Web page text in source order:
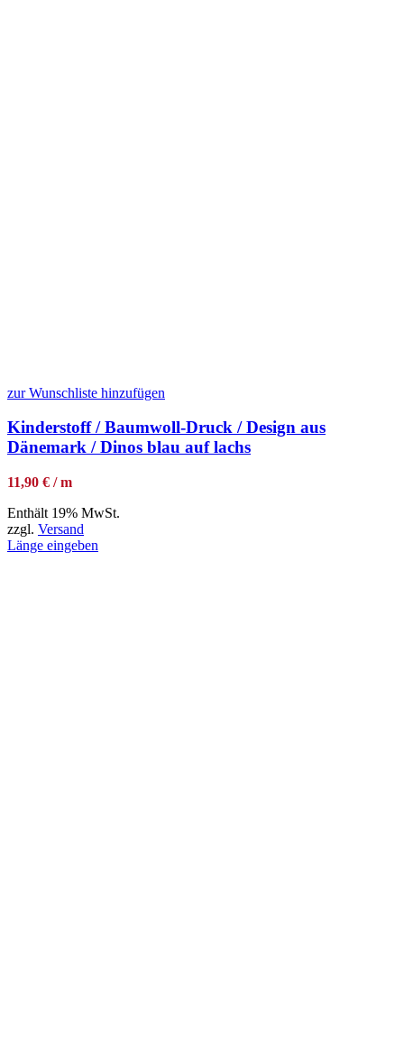
zur Wunschliste hinzufügen
Kinderstoff / Baumwoll-Druck / Design aus
Dänemark / Dinos blau auf lachs
11,90 € / m
Enthält 19% MwSt.
zzgl. Versand
Länge eingeben